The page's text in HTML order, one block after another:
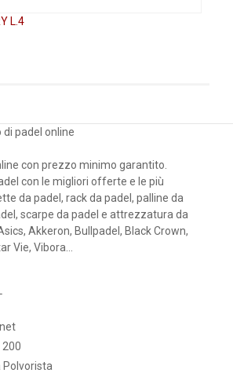
L.4
di padel online
con prezzo minimo garantito.
con le migliori offerte e le più
da padel, rack da padel, palline da
scarpe da padel e attrezzatura da
Akkeron, Bullpadel, Black Crown,
Vie, Vibora...
200
Polvorista